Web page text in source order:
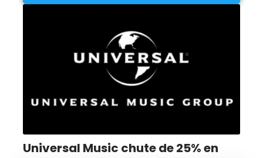
Universal Music chute de 25% en